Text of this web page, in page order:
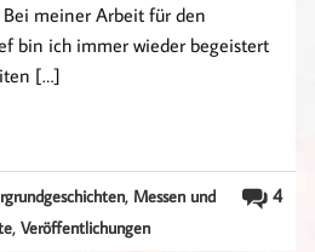
Bei meiner Arbeit für den
bin ich immer wieder begeistert
[…]
4
, Messen und
,Veröffentlichungen